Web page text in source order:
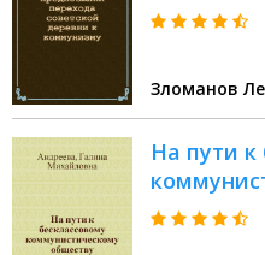
Зломанов
На пути к